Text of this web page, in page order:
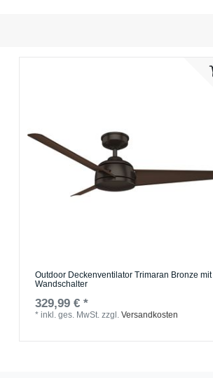
Outdoor Deckenventilator Trimaran Bronze mit
Wandschalter
329,99 € *
*inkl. ges. MwSt. zzgl.Versandkosten